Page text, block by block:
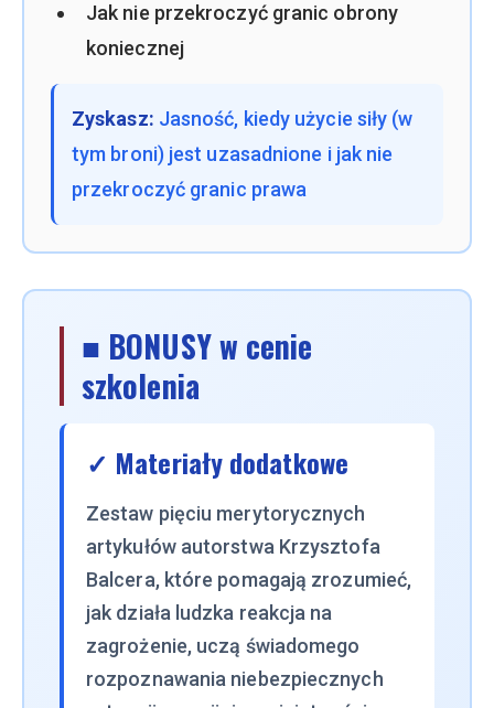
Jak nie przekroczyć granic obrony
koniecznej
Zyskasz: Jasność, kiedy użycie siły (w
tym broni) jest uzasadnione i jak nie
przekroczyć granic prawa
■ BONUSY w cenie
szkolenia
✓ Materiały dodatkowe
Zestaw pięciu merytorycznych
artykułów autorstwa Krzysztofa
Balcera, które pomagają zrozumieć,
jak działa ludzka reakcja na
zagrożenie, uczą świadomego
rozpoznawania niebezpiecznych